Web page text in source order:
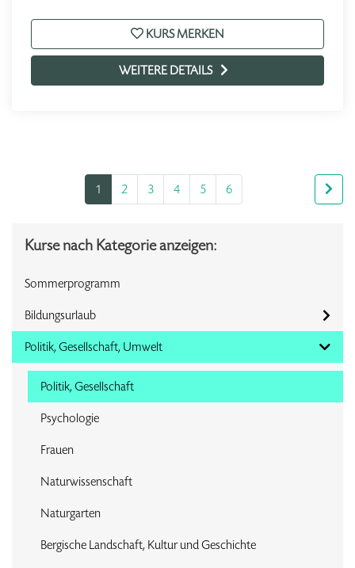
KURS MERKEN
WEITERE DETAILS
1 2 3 4 5 6
Kurse nach Kategorie anzeigen:
Sommerprogramm
Bildungsurlaub
Politik, Gesellschaft, Umwelt
Politik, Gesellschaft
Psychologie
Frauen
Naturwissenschaft
Naturgarten
Bergische Landschaft, Kultur und Geschichte